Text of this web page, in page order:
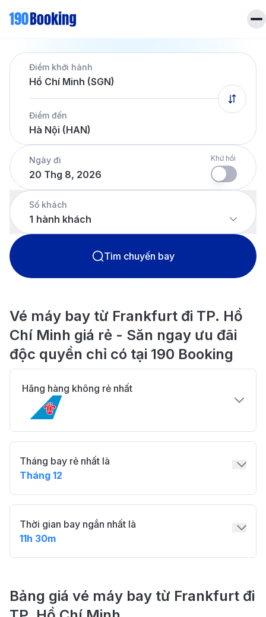
Trang chủ
Vé máy bay
Dịch vụ
Khách sạn
Tin tứcLiên hệ
Hotline
028 7303 6167
Tiếng Việt
Điểm khởi hành
Hồ Chí Minh (SGN)
Điểm đến
Hà Nội (HAN)
Ngày đi
20 Thg 8, 2026
Khứ hồi
Số khách
1 hành khách
Tìm chuyến bay
Vé máy bay từ Frankfurt đi TP. Hồ
Chí Minh giá rẻ - Săn ngay ưu đãi
độc quyền chỉ có tại 190 Booking
Hãng hàng không rẻ nhất
Tháng bay rẻ nhất là
Tháng 12
Thời gian bay ngắn nhất là
11h 30m
Bảng giá vé máy bay từ Frankfurt đi